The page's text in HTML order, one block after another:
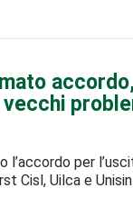
l’accordo per
Cisl, Uilca e